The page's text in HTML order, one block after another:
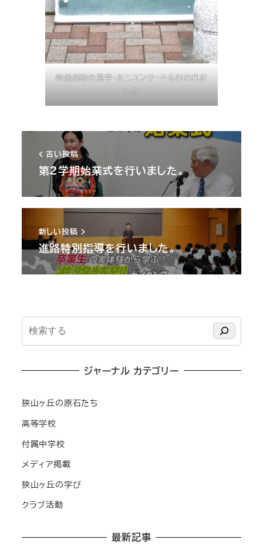
吹奏楽部の見学・ミニコンサートも行われま
した
古い投稿
第2学期始業式を行いました。
新しい投稿
進路特別指導を行いました。
ジャーナル カテゴリー
狭山ヶ丘の原石たち
高等学校
付属中学校
メディア掲載
狭山ヶ丘の学び
クラブ活動
最新記事